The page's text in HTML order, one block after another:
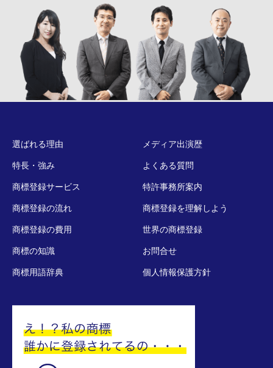
選ばれる理由
特長・強み
商標登録サービス
商標登録の流れ
商標登録の費用
商標の知識
商標用語辞典
メディア出演歴
よくある質問
特許事務所案内
商標登録を理解しよう
世界の商標登録
お問合せ
個人情報保護方針